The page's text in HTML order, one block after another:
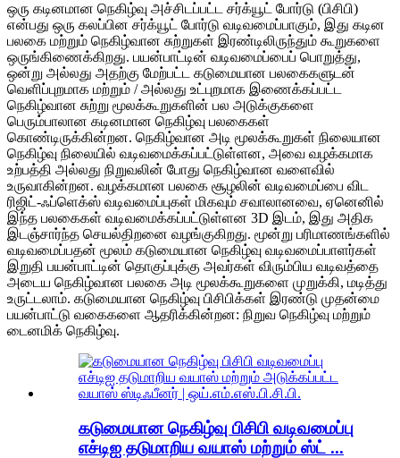
ஒரு கடினமான நெகிழ்வு அச்சிடப்பட்ட சர்க்யூட் போர்டு (பிசிபி)
என்பது ஒரு கலப்பின சர்க்யூட் போர்டு வடிவமைப்பாகும், இது கடின
பலகை மற்றும் நெகிழ்வான சுற்றுகள் இரண்டிலிருந்தும் கூறுகளை
ஒருங்கிணைக்கிறது. பயன்பாட்டின் வடிவமைப்பைப் பொறுத்து,
ஒன்று அல்லது அதற்கு மேற்பட்ட கடுமையான பலகைகளுடன்
வெளிப்புறமாக மற்றும் / அல்லது உட்புறமாக இணைக்கப்பட்ட
நெகிழ்வான சுற்று மூலக்கூறுகளின் பல அடுக்குகளை
பெரும்பாலான கடினமான நெகிழ்வு பலகைகள்
கொண்டிருக்கின்றன. நெகிழ்வான அடி மூலக்கூறுகள் நிலையான
நெகிழ்வு நிலையில் வடிவமைக்கப்பட்டுள்ளன, அவை வழக்கமாக
உற்பத்தி அல்லது நிறுவலின் போது நெகிழ்வான வளைவில்
உருவாகின்றன. வழக்கமான பலகை சூழலின் வடிவமைப்பை விட
ரிஜிட்-ஃப்ளெக்ஸ் வடிவமைப்புகள் மிகவும் சவாலானவை, ஏனெனில்
இந்த பலகைகள் வடிவமைக்கப்பட்டுள்ளன 3D இடம், இது அதிக
இடஞ்சார்ந்த செயல்திறனை வழங்குகிறது. மூன்று பரிமாணங்களில்
வடிவமைப்பதன் மூலம் கடுமையான நெகிழ்வு வடிவமைப்பாளர்கள்
இறுதி பயன்பாட்டின் தொகுப்புக்கு அவர்கள் விரும்பிய வடிவத்தை
அடைய நெகிழ்வான பலகை அடி மூலக்கூறுகளை முறுக்கி, மடித்து
உருட்டலாம். கடுமையான நெகிழ்வு பிசிபிக்கள் இரண்டு முதன்மை
பயன்பாட்டு வகைகளை ஆதரிக்கின்றன: நிறுவ நெகிழ்வு மற்றும்
டைனமிக் நெகிழ்வு.
கடுமையான நெகிழ்வு பிசிபி வடிவமைப்பு
எச்டிஐ தடுமாறிய வயாஸ் மற்றும் ஸ்ட் ...